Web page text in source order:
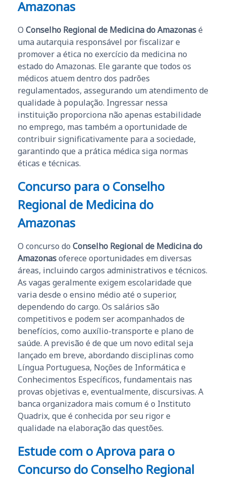
Amazonas
O Conselho Regional de Medicina do Amazonasé
uma autarquia responsável por fiscalizar e
promover a ética no exercício da medicina no
estado do Amazonas. Ele garante que todos os
médicos atuem dentro dos padrões
regulamentados, assegurando um atendimento de
qualidade à população. Ingressar nessa
instituição proporciona não apenas estabilidade
no emprego, mas também a oportunidade de
contribuir significativamente para a sociedade,
garantindo que a prática médica siga normas
éticas e técnicas.
Concurso para o Conselho
Regional de Medicina do
Amazonas
O concurso do Conselho Regional de Medicina do
Amazonasoferece oportunidades em diversas
áreas, incluindo cargos administrativos e técnicos.
As vagas geralmente exigem escolaridade que
varia desde o ensino médio até o superior,
dependendo do cargo. Os salários são
competitivos e podem ser acompanhados de
benefícios, como auxílio-transporte e plano de
saúde. A previsão é de que um novo edital seja
lançado em breve, abordando disciplinas como
Língua Portuguesa, Noções de Informática e
Conhecimentos Específicos, fundamentais nas
provas objetivas e, eventualmente, discursivas. A
banca organizadora mais comum é o Instituto
Quadrix, que é conhecida por seu rigor e
qualidade na elaboração das questões.
Estude com o Aprova para o
Concurso do Conselho Regional